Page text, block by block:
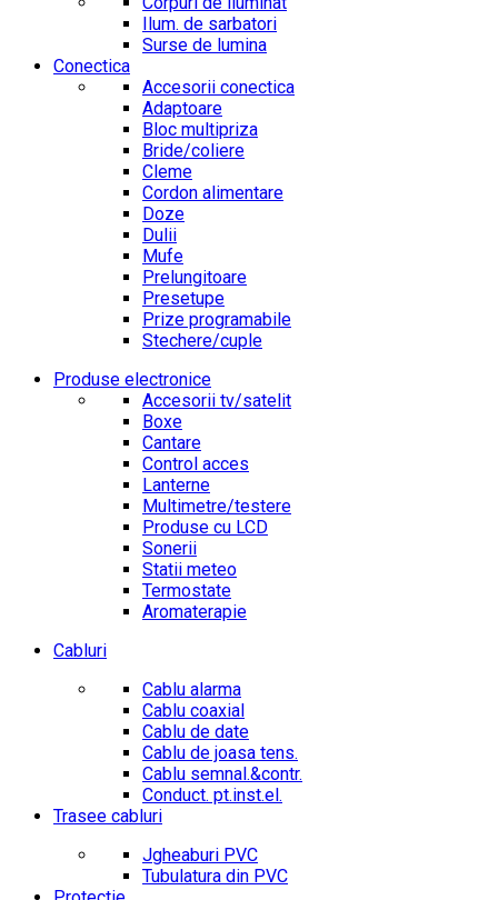
Ilum. de sarbatori
Surse de lumina
Conectica
Accesorii conectica
Adaptoare
Bloc multipriza
Bride/coliere
Cleme
Cordon alimentare
Doze
Dulii
Mufe
Prelungitoare
Presetupe
Prize programabile
Stechere/cuple
Produse electronice
Accesorii tv/satelit
Boxe
Cantare
Control acces
Lanterne
Multimetre/testere
Produse cu LCD
Sonerii
Statii meteo
Termostate
Aromaterapie
Cabluri
Cablu alarma
Cablu coaxial
Cablu de date
Cablu de joasa tens.
Cablu semnal.&contr.
Conduct. pt.inst.el.
Trasee cabluri
Jgheaburi PVC
Tubulatura din PVC